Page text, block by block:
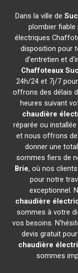
Dans la ville de
plombier
électriques
disposition pour
d'entretien et
Chaffoteaux
24h/24 et 7j/7
offrons des délais
heures suivant
chaudière
réparée ou
et nous offrons
donner une
sommes fiers de
Brie, où nos
pour notre
exceptionnel.
chaudière
sommes à votre
vos besoins.
devis gratuit
chaudière
sommes